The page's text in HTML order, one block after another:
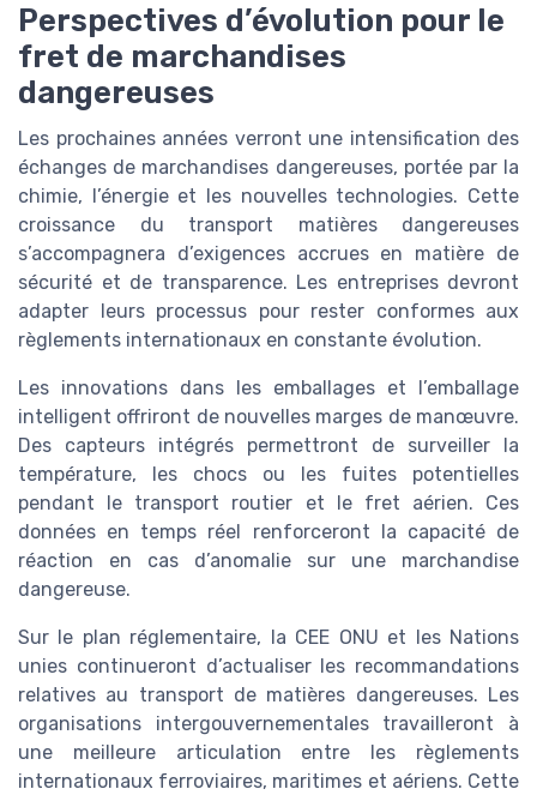
Perspectives d’évolution pour le
fret de marchandises
dangereuses
Les prochaines années verront une intensification des
échanges de marchandises dangereuses, portée par la
chimie, l’énergie et les nouvelles technologies. Cette
croissance du transport matières dangereuses
s’accompagnera d’exigences accrues en matière de
sécurité et de transparence. Les entreprises devront
adapter leurs processus pour rester conformes aux
règlements internationaux en constante évolution.
Les innovations dans les emballages et l’emballage
intelligent offriront de nouvelles marges de manœuvre.
Des capteurs intégrés permettront de surveiller la
température, les chocs ou les fuites potentielles
pendant le transport routier et le fret aérien. Ces
données en temps réel renforceront la capacité de
réaction en cas d’anomalie sur une marchandise
dangereuse.
Sur le plan réglementaire, la CEE ONU et les Nations
unies continueront d’actualiser les recommandations
relatives au transport de matières dangereuses. Les
organisations intergouvernementales travailleront à
une meilleure articulation entre les règlements
internationaux ferroviaires, maritimes et aériens. Cette